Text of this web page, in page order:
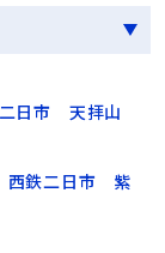
二日市
天拝山
西鉄二日市
紫